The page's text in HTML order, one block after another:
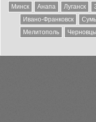
Минск
Анапа Луганск
Ивано-Франковск
Мелитополь
Черновцы